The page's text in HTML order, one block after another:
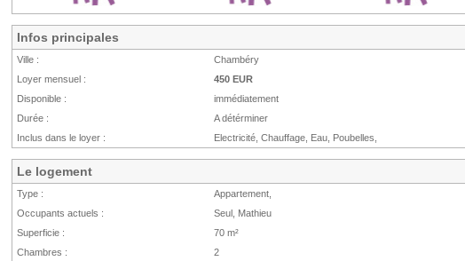
Infos principales
Ville :
Chambéry
Loyer mensuel :
450 EUR
Disponible :
immédiatement
Durée :
A détérminer
Inclus dans le loyer :
Electricité, Chauffage, Eau, Poubelles,
Le logement
Type :
Appartement,
Occupants actuels :
Seul, Mathieu
Superficie :
70 m²
Chambres :
2